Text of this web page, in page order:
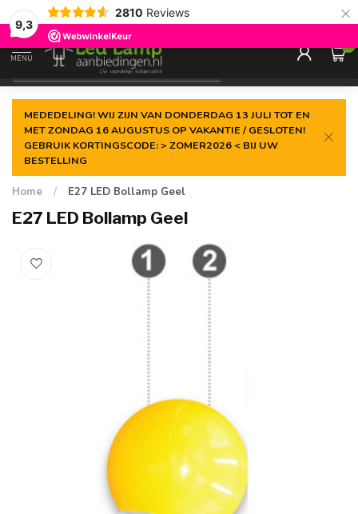
9,3
2810 Reviews ×
Gegarandeerde delaagste prijs
MENU
0
MEDEDELING! WIJ ZIJN VAN DONDERDAG 13 JULI TOT EN
MET ZONDAG 16 AUGUSTUS OP VAKANTIE / GESLOTEN!
GEBRUIK KORTINGSCODE: > ZOMER2026 < BIJ UW
BESTELLING
Home / E27 LED Bollamp Geel
E27 LED Bollamp Geel